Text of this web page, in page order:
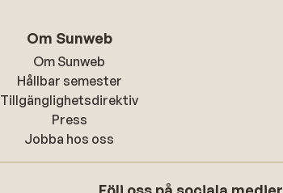
Om Sunweb
Om Sunweb
Hållbar semester
Tillgänglighetsdirektiv
Press
Jobba hos oss